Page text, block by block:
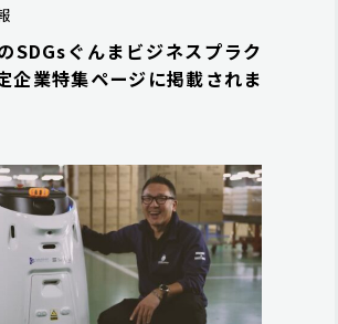
SDGsぐんまビジネスプラク
企業特集ページに掲載されま